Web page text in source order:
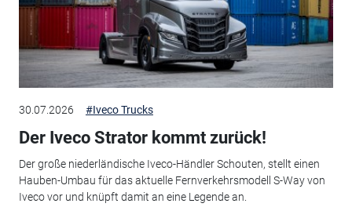
30.07.2026 #Iveco Trucks
Der Iveco Strator kommt zurück!
Der große niederländische Iveco-Händler Schouten, stellt einen
Hauben-Umbau für das aktuelle Fernverkehrsmodell S-Way von
Iveco vor und knüpft damit an eine Legende an.